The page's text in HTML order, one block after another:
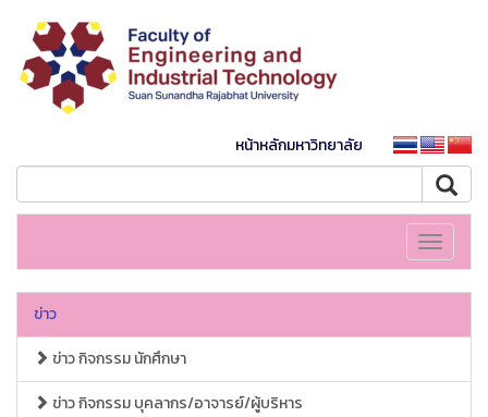
หน้าหลักมหาวิทยาลัย
Toggle
ข่าว
ข่าว กิจกรรม นักศึกษา
ข่าว กิจกรรม บุคลากร/อาจารย์/ผู้บริหาร